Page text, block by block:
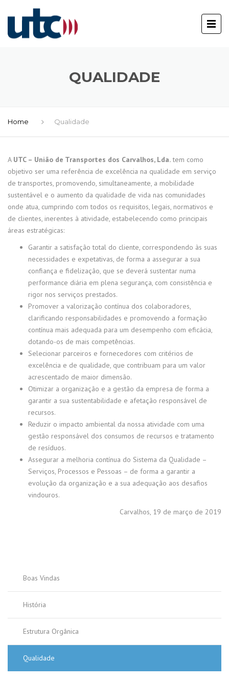
QUALIDADE
Home Qualidade
A UTC – União de Transportes dos Carvalhos, Lda.tem como
objetivo ser uma referência de excelência na qualidade em serviço
de transportes, promovendo, simultaneamente, a mobilidade
sustentável e o aumento da qualidade de vida nas comunidades
onde atua, cumprindo com todos os requisitos, legais, normativos e
de clientes, inerentes à atividade, estabelecendo como principais
áreas estratégicas:
Garantir a satisfação total do cliente, correspondendo às suas
necessidades e expetativas, de forma a assegurar a sua
confiança e fidelização, que se deverá sustentar numa
performance diária em plena segurança, com consistência e
rigor nos serviços prestados.
Promover a valorização contínua dos colaboradores,
clarificando responsabilidades e promovendo a formação
contínua mais adequada para um desempenho com eficácia,
dotando-os de mais competências.
Selecionar parceiros e fornecedores com critérios de
excelência e de qualidade, que contribuam para um valor
acrescentado de maior dimensão.
Otimizar a organização e a gestão da empresa de forma a
garantir a sua sustentabilidade e afetação responsável de
recursos.
Reduzir o impacto ambiental da nossa atividade com uma
gestão responsável dos consumos de recursos e tratamento
de resíduos.
Assegurar a melhoria contínua do Sistema da Qualidade –
Serviços, Processos e Pessoas – de forma a garantir a
evolução da organização e a sua adequação aos desafios
vindouros.
Carvalhos, 19 de março de 2019
Boas Vindas
História
Estrutura Orgânica
Qualidade